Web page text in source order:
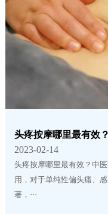
头疼按摩哪里最有效？
2023-02-14
头疼按摩哪里最有效？中
用，对于单纯性偏头痛、
著，···